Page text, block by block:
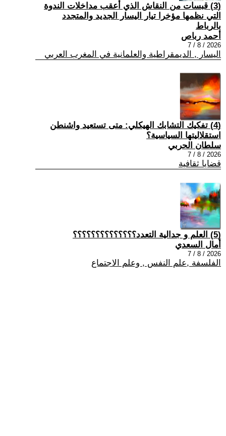
(3) قبسات من النقاش الذي أعقب مداخلات الندوة
التي نظمها مؤخرا تيار اليسار الجديد والمتجدد
بالرباط
أحمد رباص
2026 / 8 / 7
اليسار , الديمقراطية والعلمانية في المغرب العربي
(4) تفكيك التشابك الهيكلي: متى تستعيد واشنطن
استقلاليتها السياسية؟
سلطان الحربي
2026 / 8 / 7
قضايا ثقافية
(5) العلم و جدالية التعدد؟؟؟؟؟؟؟؟؟؟؟؟؟؟
أمال السعدي
2026 / 8 / 7
الفلسفة ,علم النفس , وعلم الاجتماع